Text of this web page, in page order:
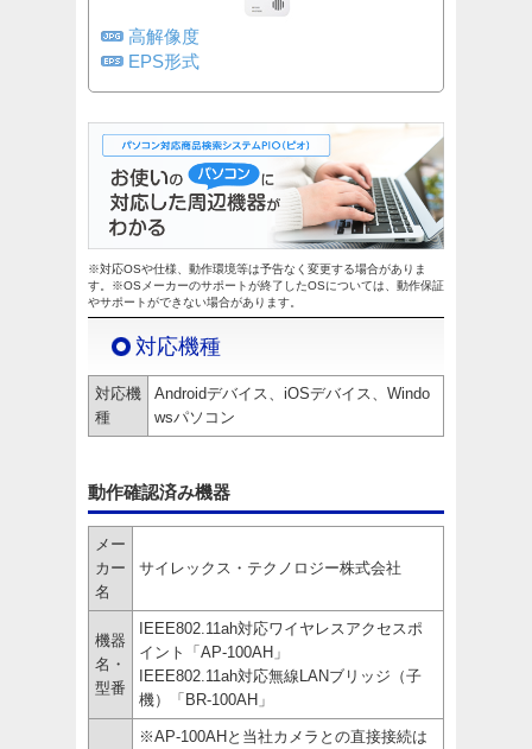
高解像度
EPS形式
※対応OSや仕様、動作環境等は予告なく変更する場合がありま
す。※OSメーカーのサポートが終了したOSについては、動作保証
やサポートができない場合があります。
対応機種
対応機
種
Androidデバイス、iOSデバイス、Windo
wsパソコン
動作確認済み機器
メー
カー
名
サイレックス・テクノロジー株式会社
機器
名・
型番
IEEE802.11ah対応ワイヤレスアクセスポ
イント「AP-100AH」
IEEE802.11ah対応無線LANブリッジ（子
機）「BR-100AH」
※AP-100AHと当社カメラとの直接接続は